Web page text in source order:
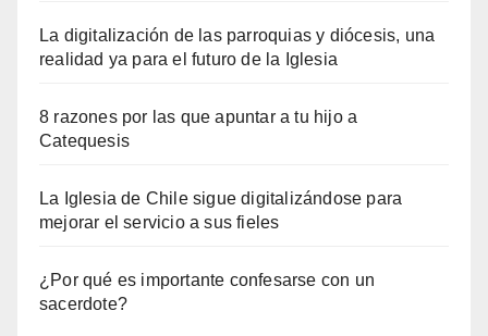
La digitalización de las parroquias y diócesis, una
realidad ya para el futuro de la Iglesia
8 razones por las que apuntar a tu hijo a
Catequesis
La Iglesia de Chile sigue digitalizándose para
mejorar el servicio a sus fieles
¿Por qué es importante confesarse con un
sacerdote?